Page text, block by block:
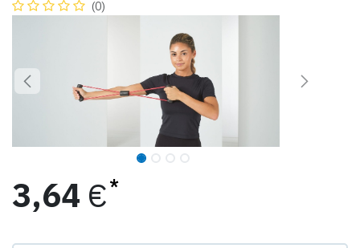
(0)
3,64 €